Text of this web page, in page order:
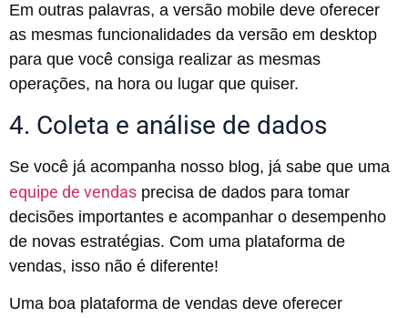
Em outras palavras, a versão mobile deve oferecer
as mesmas funcionalidades da versão em desktop
para que você consiga realizar as mesmas
operações, na hora ou lugar que quiser.
4. Coleta e análise de dados
Se você já acompanha nosso blog, já sabe que uma
equipe de vendas precisa de dados para tomar
decisões importantes e acompanhar o desempenho
de novas estratégias. Com uma plataforma de
vendas, isso não é diferente!
Uma boa plataforma de vendas deve oferecer